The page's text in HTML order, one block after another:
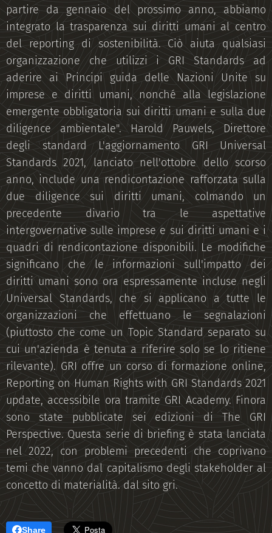
partire da gennaio del prossimo anno, abbiamo
integrato la trasparenza sui diritti umani al centro
del reporting di sostenibilità. Ciò aiuta qualsiasi
organizzazione che utilizzi i GRI Standards ad
aderire ai Principi guida delle Nazioni Unite su
imprese e diritti umani, nonché alla legislazione
emergente obbligatoria sui diritti umani e sulla due
diligence ambientale". Harold Pauwels, Direttore
degli standard L'aggiornamento GRI Universal
Standards 2021, lanciato nell'ottobre dello scorso
anno, include una rendicontazione rafforzata sulla
due diligence sui diritti umani, colmando un
precedente divario tra le aspettative
intergovernative sulle imprese e sui diritti umani e i
quadri di rendicontazione disponibili. Le modifiche
significano che le informazioni sull'impatto dei
diritti umani sono ora espressamente incluse negli
Universal Standards, che si applicano a tutte le
organizzazioni che effettuano le segnalazioni
(piuttosto che come un Topic Standard separato su
cui un'azienda è tenuta a riferire solo se lo ritiene
rilevante). GRI offre un corso di formazione online,
Reporting on Human Rights with GRI Standards 2021
update, accessibile ora tramite GRI Academy. Finora
sono state pubblicate sei edizioni di The GRI
Perspective. Questa serie di briefing è stata lanciata
nel 2022, con problemi precedenti che coprivano
temi che vanno dal capitalismo degli stakeholder al
concetto di materialità. dal sito gri.
Share